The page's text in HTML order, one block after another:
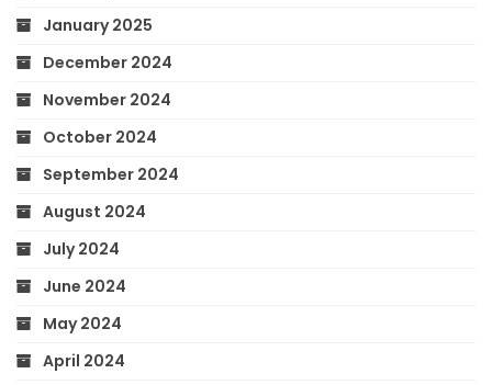
January 2025
December 2024
November 2024
October 2024
September 2024
August 2024
July 2024
June 2024
May 2024
April 2024